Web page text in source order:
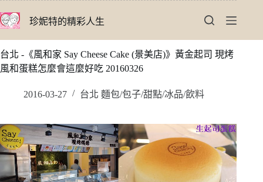
至
要
內
珍妮特的精彩人生
台北 -《風和家 Say Cheese Cake (景美店)》黃金起司 現烤
風和蛋糕怎麼會這麼好吃 20160326
2016-03-27 台北 麵包/包子/甜點/冰品/飲料